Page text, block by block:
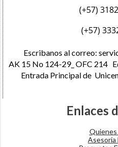
(+57)
(+57)
Escribanos al correo:
AK 15 No 124-29_ OFC 214
Entrada Principal de
Enlaces
Quienes
Asesoría